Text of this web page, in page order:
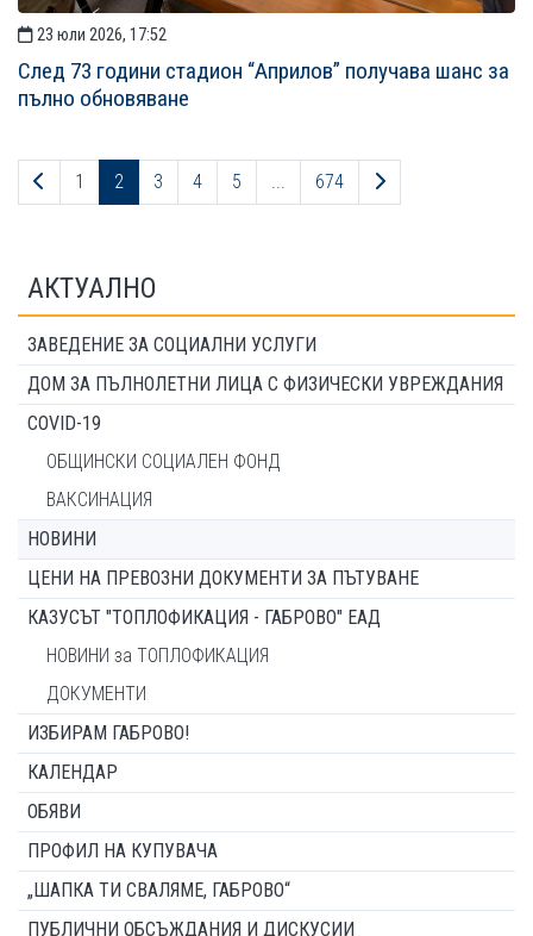
23 юли 2026, 17:52
След 73 години стадион “Априлов” получава шанс за
пълно обновяване
Предходна страница
1 2 3 4 5 ... 674 Следваща
АКТУАЛНО
ЗАВЕДЕНИЕ ЗА СОЦИАЛНИ УСЛУГИ
ДОМ ЗА ПЪЛНОЛЕТНИ ЛИЦА С ФИЗИЧЕСКИ УВРЕЖДАНИЯ
COVID-19
ОБЩИНСКИ СОЦИАЛЕН ФОНД
ВАКСИНАЦИЯ
НОВИНИ
ЦЕНИ НА ПРЕВОЗНИ ДОКУМЕНТИ ЗА ПЪТУВАНЕ
КАЗУСЪТ "ТОПЛОФИКАЦИЯ - ГАБРОВО" ЕАД
НОВИНИ за ТОПЛОФИКАЦИЯ
ДОКУМЕНТИ
ИЗБИРАМ ГАБРОВО!
КАЛЕНДАР
ОБЯВИ
ПРОФИЛ НА КУПУВАЧА
„ШАПКА ТИ СВАЛЯМЕ, ГАБРОВО“
ПУБЛИЧНИ ОБСЪЖДАНИЯ И ДИСКУСИИ